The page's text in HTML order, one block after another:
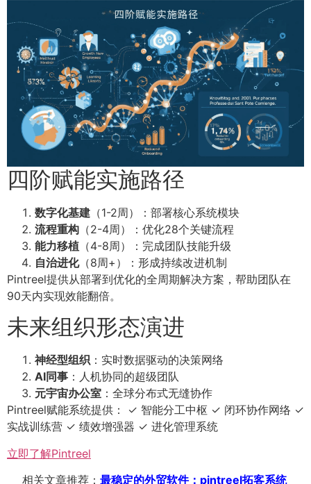
四阶赋能实施路径
数字化基建 （1-2周）：部署核心系统模块
流程重构 （2-4周）：优化28个关键流程
能力移植 （4-8周）：完成团队技能升级
自治进化（8周+）：形成持续改进机制
Pintreel提供从部署到优化的全周期解决方案，帮助团队在
90天内实现效能翻倍。
未来组织形态演进
神经型组织 ：实时数据驱动的决策网络
AI同事 ：人机协同的超级团队
元宇宙办公室 ：全球分布式无缝协作
Pintreel赋能系统提供： ✓ 智能分工中枢 ✓ 闭环协作网络 ✓
实战训练营 ✓ 绩效增强器 ✓ 进化管理系统
立即了解Pintreel
相关文章推荐： 最稳定的外贸软件：pintreel拓客系统